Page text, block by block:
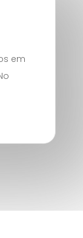
em